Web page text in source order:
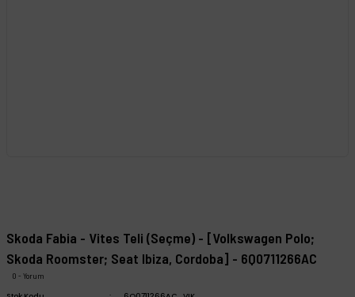
Skoda Fabia - Vites Teli (Seçme) - [Volkswagen Polo;
Skoda Roomster; Seat Ibiza, Cordoba] - 6Q0711266AC
0 - Yorum